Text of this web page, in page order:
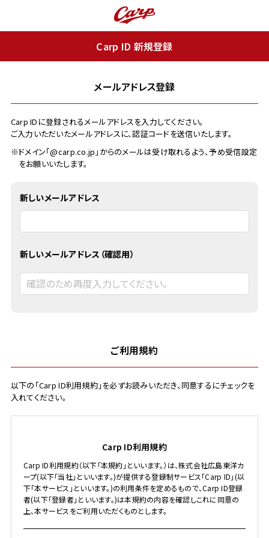
Carp ID 新規登録
メールアドレス登録
Carp IDに登録されるメールアドレスを入力してください。
ご入力いただいたメールアドレスに、認証コードを送信いたします。
※ドメイン「@carp.co.jp」からのメールは受け取れるよう、予め受信設定
をお願いいたします。
新しいメールアドレス
新しいメールアドレス（確認用）
ご利用規約
以下の「Carp ID利用規約」を必ずお読みいただき、同意するにチェックを
入れてください。
Carp ID利用規約
Carp ID利用規約（以下「本規約」といいます。）は、株式会社広島東洋カ
ープ(以下「当社」といいます。)が提供する登録制サービス「Carp ID」(以
下「本サービス」といいます。)の利用条件を定めるもので、Carp ID登録
者(以下「登録者」といいます。)は本規約の内容を確認しこれに同意の
上、本サービスをご利用いただくものとします。